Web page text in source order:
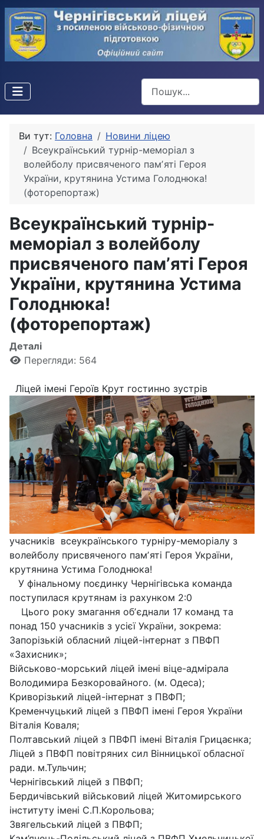
Пошук
Ви тут: Головна
Новини ліцею
Всеукраїнський турнір-меморіал з
волейболу присвяченого памʼяті Героя
України, крутянина Устима Голоднюка!
(фоторепортаж)
Всеукраїнський турнір-
меморіал з волейболу
присвяченого памʼяті Героя
України, крутянина Устима
Голоднюка!
(фоторепортаж)
Деталі
Перегляди: 564
Ліцей імені Героїв Крут гостинно зустрів
учасників всеукраїнського турніру-меморіалу з
волейболу присвяченого памʼяті Героя України,
крутянина Устима Голоднюка!
У фінальному поєдинку Чернігівська команда
поступилася крутянам із рахунком 2:0
Цього року змагання обʼєднали 17 команд та
понад 150 учасників з усієї України, зокрема:
Запорізькій обласний ліцей-інтернат з ПВФП
«Захисник»;
Військово-морський ліцей імені віце-адмірала
Володимира Безкоровайного. (м. Одеса);
Криворізький ліцей-інтернат з ПВФП;
Кременчуцький ліцей з ПВФП імені Героя України
Віталія Коваля;
Полтавський ліцей з ПВФП імені Віталія Грицаєнка;
Ліцей з ПВФП повітряних сил Вінницької обласної
ради. м.Тульчин;
Чернігівський ліцей з ПВФП;
Бердичівський військовий ліцей Житомирського
інституту імені С.П.Корольова;
Звягельський ліцей з ПВФП;